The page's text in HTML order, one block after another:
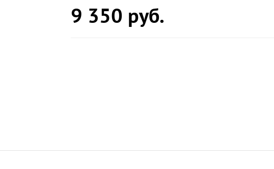
9 350 руб.